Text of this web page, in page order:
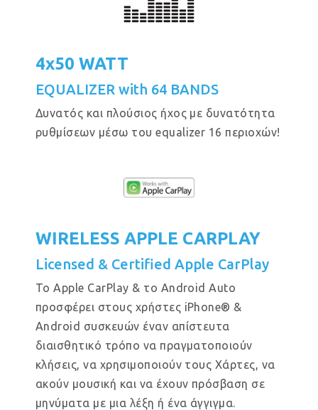
4x50 WATT
EQUALIZER with 64 BANDS
Δυνατός και πλούσιος ήχος με δυνατότητα
ρυθμίσεων μέσω του equalizer 16 περιοχών!
WIRELESS APPLE CARPLAY
Licensed & Certified Apple CarPlay
Το Apple CarPlay & το Android Auto
προσφέρει στους χρήστες iPhone® &
Android συσκευών έναν απίστευτα
διαισθητικό τρόπο να πραγματοποιούν
κλήσεις, να χρησιμοποιούν τους Χάρτες, να
ακούν μουσική και να έχουν πρόσβαση σε
μηνύματα με μια λέξη ή ένα άγγιγμα.